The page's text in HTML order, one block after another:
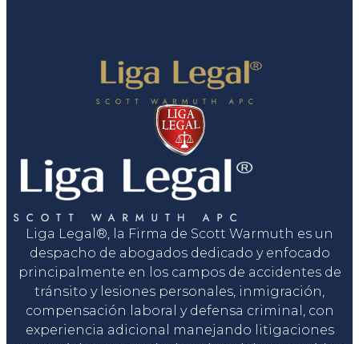
Liga Legal®, la Firma de Scott Warmuth es un
despacho de abogados dedicado y enfocado
principalmente en los campos de accidentes de
tránsito y lesiones personales, inmigración,
compensación laboral y defensa criminal, con
experiencia adicional manejando litigaciones